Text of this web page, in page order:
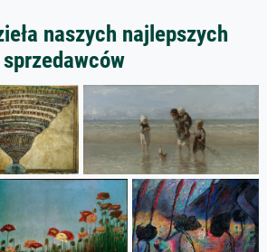
naszych najlepszych
sprzedawców